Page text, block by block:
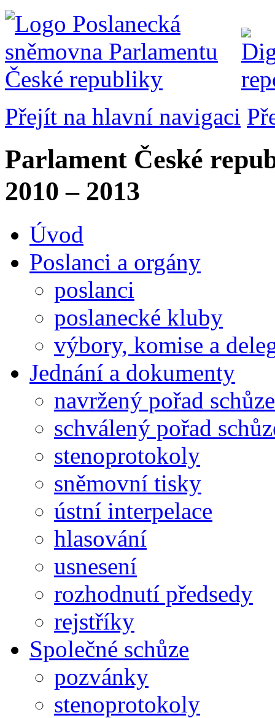
Přejít na hlavní navigaci
Parlament České
2010 – 2013
Úvod
Poslanci a orgány
poslanci
poslanecké kluby
výbory, komise a
Jednání a dokumenty
navržený pořad schůze
schválený pořad
stenoprotokoly
sněmovní tisky
ústní interpelace
hlasování
usnesení
rozhodnutí předsedy
rejstříky
Společné schůze
pozvánky
stenoprotokoly